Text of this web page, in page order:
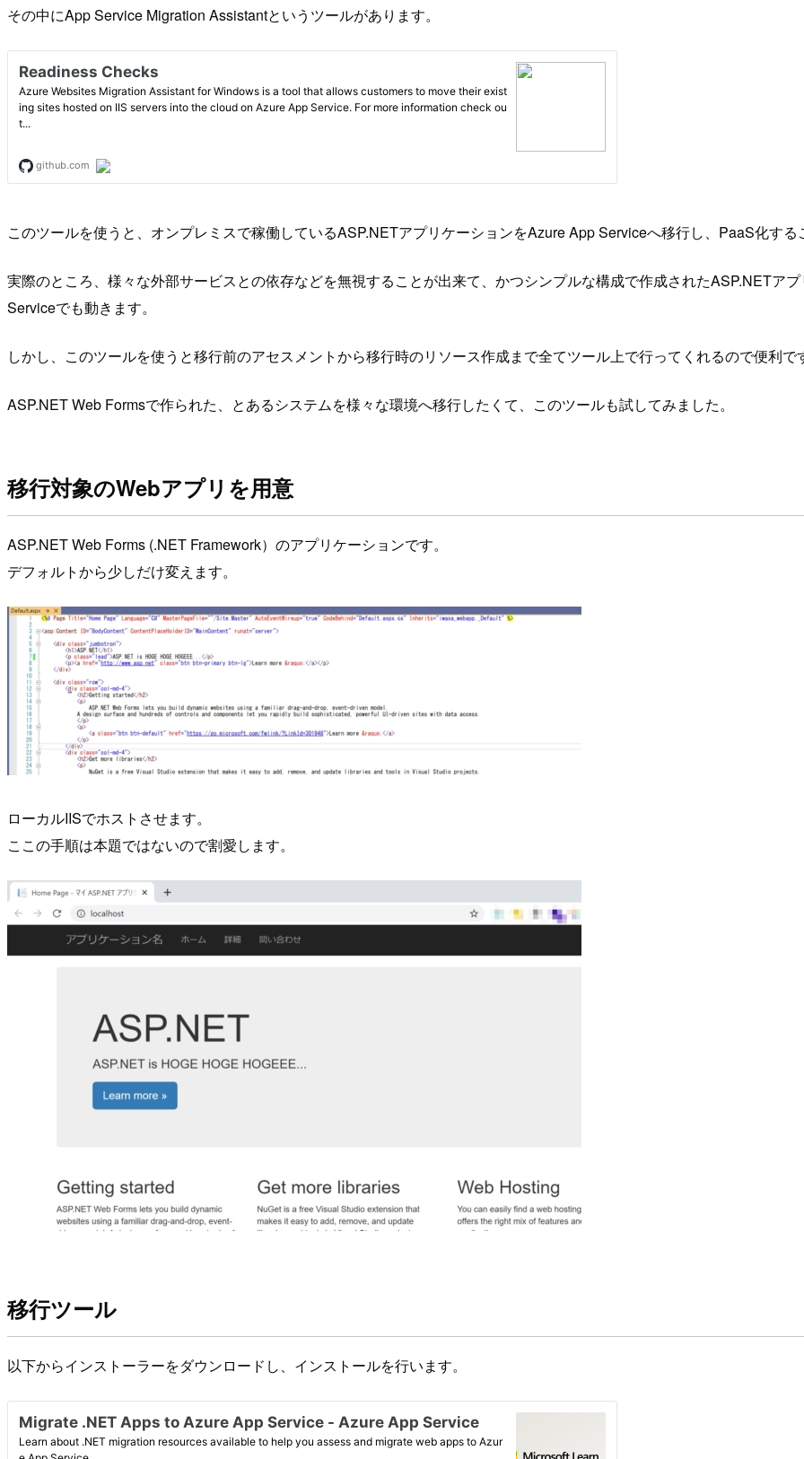
その中にApp Service Migration Assistantというツールがあります。
このツールを使うと、オンプレミスで稼働しているASP.NETアプリケーションをAzure App Serviceへ移行し、PaaS化する
実際のところ、様々な外部サービスとの依存などを無視することが出来て、かつシンプルな構成で作成されたASP.NETア
Serviceでも動きます。
しかし、このツールを使うと移行前のアセスメントから移行時のリソース作成まで全てツール上で行ってくれるので便利で
ASP.NET Web Formsで作られた、とあるシステムを様々な環境へ移行したくて、このツールも試してみました。
移行対象のWebアプリを用意
ASP.NET Web Forms (.NET Framework）のアプリケーションです。
デフォルトから少しだけ変えます。
ローカルIISでホストさせます。
ここの手順は本題ではないので割愛します。
移行ツール
以下からインストーラーをダウンロードし、インストールを行います。